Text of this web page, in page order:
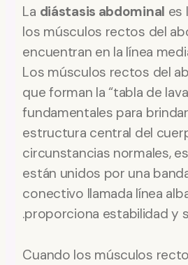
La diástasis abdominal es
los músculos rectos del
encuentran en la línea
Los músculos rectos del
que forman la “tabla de
fundamentales para
estructura central del
circunstancias normales,
están unidos por una
conectivo llamada línea
proporciona estabilidad y
Cuando los músculos